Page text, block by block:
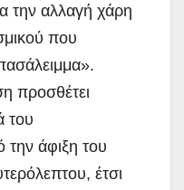
την αλλαγή χάρη
που
προσθέτει
του
την άφιξη του
έτσι